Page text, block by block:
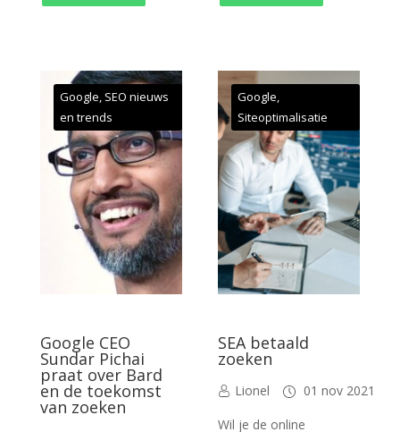
Google, SEO nieuws
en trends
Google CEO
Sundar Pichai
praat over Bard
en de toekomst
van zoeken
Google,
Siteoptimalisatie
SEA betaald
zoeken
Lionel
01 nov 2021
Wil je de online